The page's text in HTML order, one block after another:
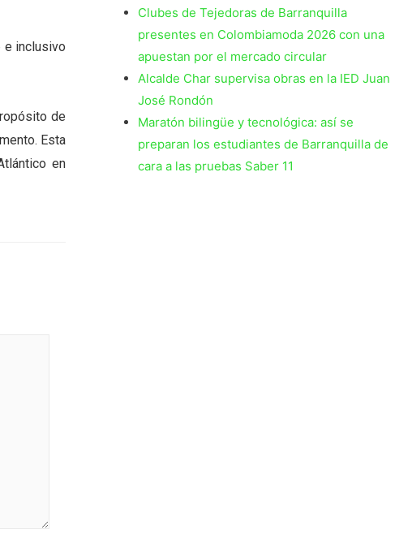
e inclusivo
de
Esta
en
Clubes de Tejedoras de Barranquilla
presentes en Colombiamoda 2026 con una
apuestan por el mercado circular
Alcalde Char supervisa obras en la IED Juan
José Rondón
Maratón bilingüe y tecnológica: así se
preparan los estudiantes de Barranquilla de
cara a las pruebas Saber 11